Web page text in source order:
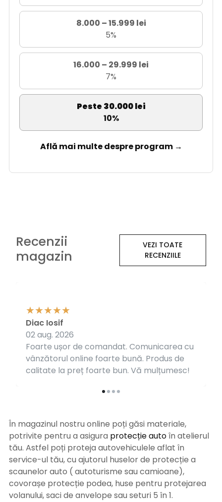
8.000 – 15.999 lei
5%
16.000 – 29.999 lei
7%
Peste 30.000 lei
10%
Află mai multe despre program →
Recenzii
magazin
VEZI TOATE
RECENZIILE
Foarte ușor de comandat. Comunicarea cu
vânzătorul online foarte bună. Produs de
calitate la preț foarte bun. Vă mulțumesc!
Diac Iosif
02 aug. 2026
În magazinul nostru online poți găsi materiale,
potrivite pentru a asigura protecție autoîn atelierul
tău. Astfel poți proteja autovehiculele aflat în
service-ul tău, cu ajutorul huselor de protecție a
scaunelor auto ( autoturisme sau camioane),
covorașe protecție podea, huse pentru protejarea
volanului, saci de anvelope sau seturi 5 în 1.